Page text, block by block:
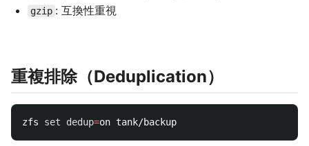
gzip : 互換性重視
重複排除（Deduplication）
zfs set dedup=